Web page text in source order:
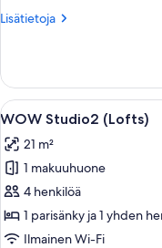
Lisätietoja
Lisätietoja
(Lofts)
Avaa
kaikki
huonetyypin
WOW
Studio2
(Lofts)
kuvat
1
WOW Studio2 (Lofts)
21 m²
1 makuuhuone
4 henkilöä
1 parisänky ja 1 yhden
Ilmainen Wi-Fi